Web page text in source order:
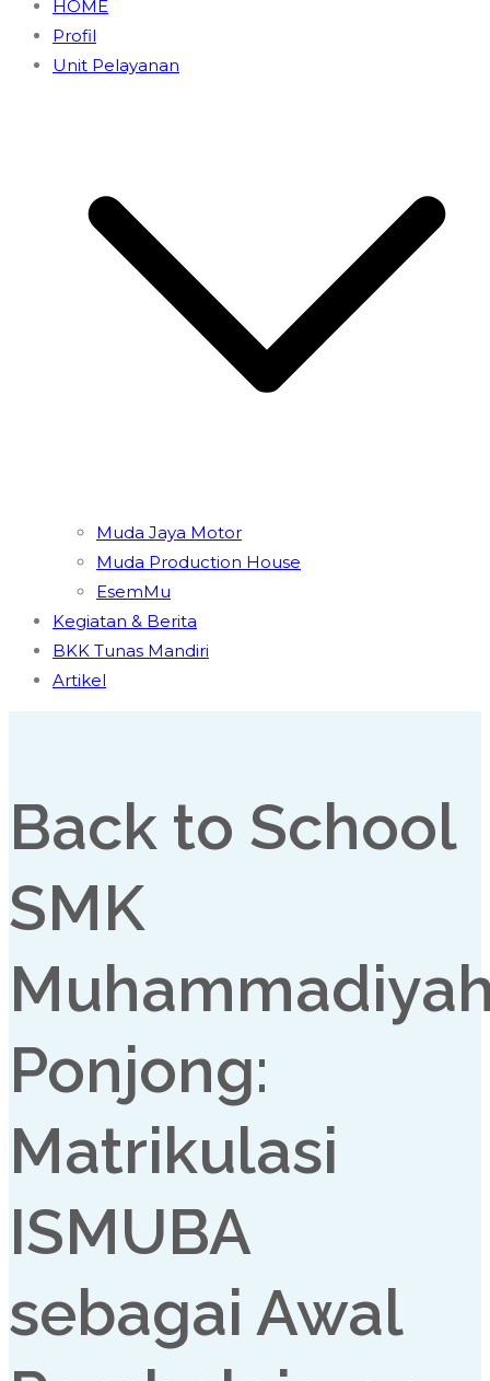
HOME
Profil
Unit Pelayanan
Muda Jaya Motor
Muda Production House
EsemMu
Kegiatan & Berita
BKK Tunas Mandiri
Artikel
Back to School
SMK
Ponjong:
Matrikulasi
ISMUBA
sebagai Awal